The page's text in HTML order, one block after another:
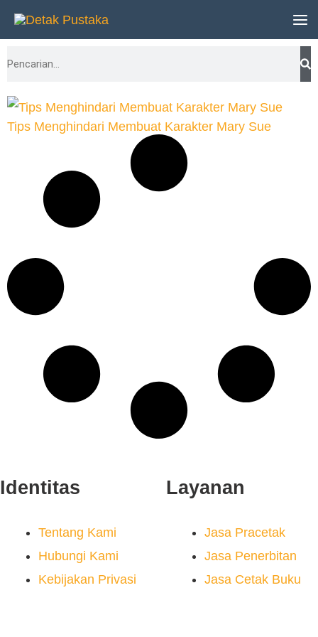
Lewati
konten
Search
Tips Menghindari Membuat Karakter Mary Sue
Identitas
Tentang Kami
Hubungi Kami
Kebijakan Privasi
Layanan
Jasa Pracetak
Jasa Penerbitan
Jasa Cetak Buku